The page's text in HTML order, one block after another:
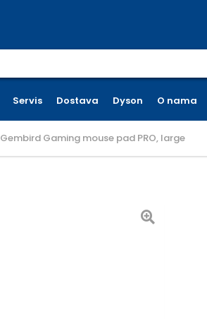
Servis Dostava Dyson O nama
Gembird Gaming mouse pad PRO, large